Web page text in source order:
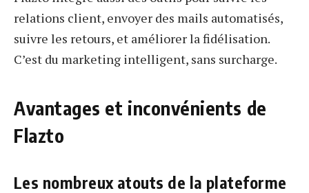
relations client, envoyer des mails automatisés,
suivre les retours, et améliorer la fidélisation.
C’est du marketing intelligent, sans surcharge.
Avantages et inconvénients de
Flazto
Les nombreux atouts de la plateforme